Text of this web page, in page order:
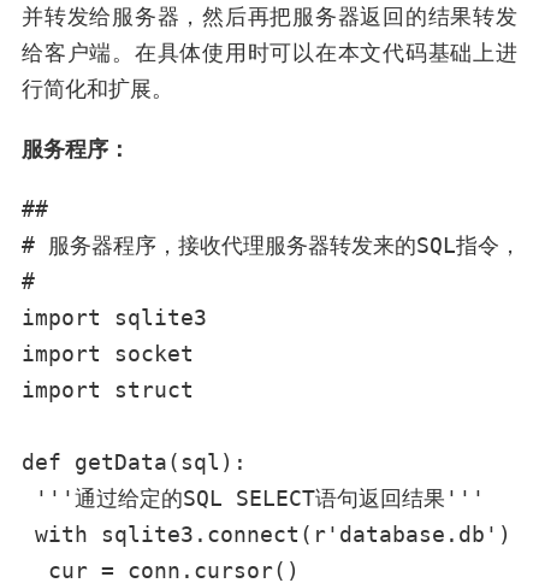
并转发给服务器，然后再把服务器返回的结果转发
给客户端。在具体使用时可以在本文代码基础上进
行简化和扩展。
服务程序：
##
# 服务器程序，接收代理服务器转发来的SQL指令，
#
import sqlite3
import socket
import struct
def getData(sql):
'''通过给定的SQL SELECT语句返回结果'''
with sqlite3.connect(r'database.db')
  cur = conn.cursor()